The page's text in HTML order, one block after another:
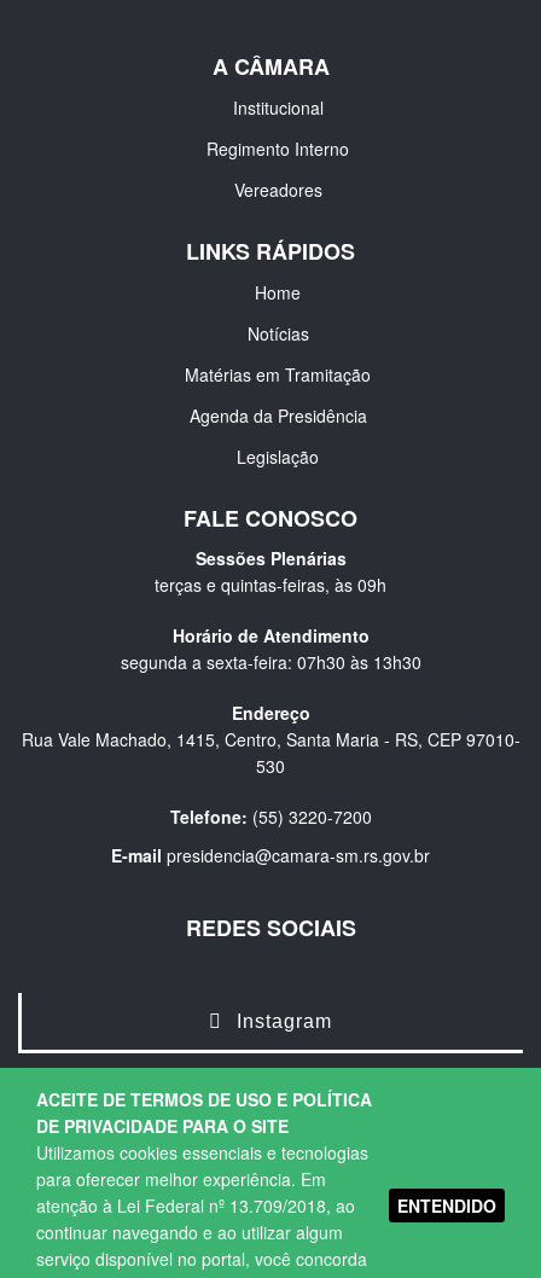
ACEITE DE TERMOS DE USO E POLÍTICA
DE PRIVACIDADE PARA O SITE
Utilizamos cookies essenciais e tecnologias
para oferecer melhor experiência. Em
atenção à Lei Federal nº 13.709/2018, ao
continuar navegando e ao utilizar algum
serviço disponível no portal, você concorda
ENTENDIDO
A CÂMARA
Institucional
Regimento Interno
Vereadores
LINKS RÁPIDOS
Home
Notícias
Matérias em Tramitação
Agenda da Presidência
Legislação
FALE CONOSCO
Sessões Plenárias
terças e quintas-feiras, às 09h
Horário de Atendimento
segunda a sexta-feira: 07h30 às 13h30
Endereço
Rua Vale Machado, 1415, Centro, Santa Maria - RS, CEP 97010-
530
Telefone: (55) 3220-7200
E-mail presidencia@camara-sm.rs.gov.br
REDES SOCIAIS
Instagram
Copyright © 2026. Todos os direitos Reservados.
Política de Privacidade |Termos de Uso